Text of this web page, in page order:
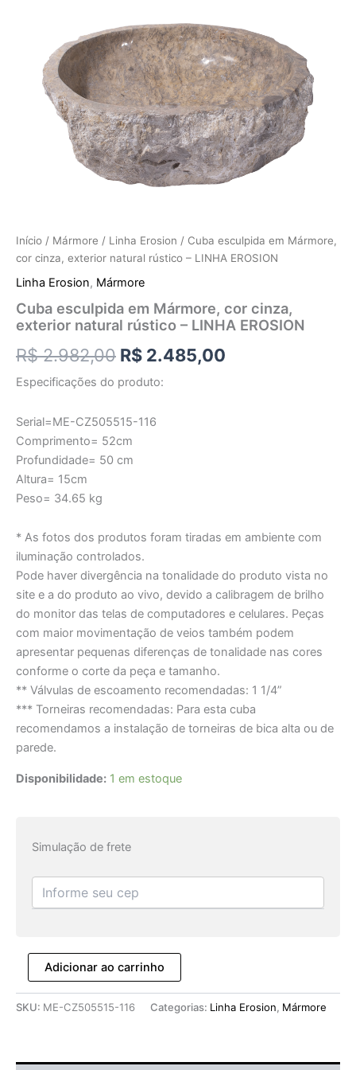
Início / Mármore / Linha Erosion / Cuba esculpida em Mármore,
cor cinza, exterior natural rústico – LINHA EROSION
Linha Erosion, Mármore
Cuba esculpida em Mármore, cor cinza,
exterior natural rústico – LINHA EROSION
R$2.982,00 R$ 2.485,00
Especificações do produto:
Serial=ME-CZ505515-116
Comprimento= 52cm
Profundidade= 50 cm
Altura= 15cm
Peso= 34.65 kg
* As fotos dos produtos foram tiradas em ambiente com
iluminação controlados.
Pode haver divergência na tonalidade do produto vista no
site e a do produto ao vivo, devido a calibragem de brilho
do monitor das telas de computadores e celulares. Peças
com maior movimentação de veios também podem
apresentar pequenas diferenças de tonalidade nas cores
conforme o corte da peça e tamanho.
** Válvulas de escoamento recomendadas: 1 1/4”
*** Torneiras recomendadas: Para esta cuba
recomendamos a instalação de torneiras de bica alta ou de
parede.
Disponibilidade: 1 em estoque
Simulação de frete
Adicionar ao carrinho
SKU: ME-CZ505515-116 Categorias: Linha Erosion, Mármore